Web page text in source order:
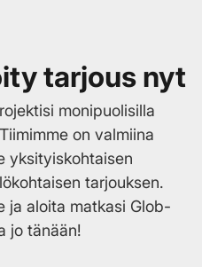
tarjous nyt
monipuolisilla
on valmiina
yksityiskohtaisen
tarjouksen.
ja aloita matkasi Glob-
jo tänään!